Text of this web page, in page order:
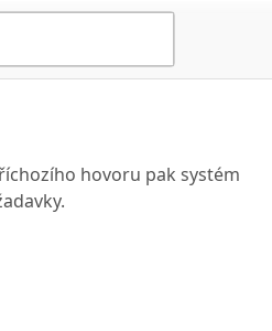
hovoru pak systém